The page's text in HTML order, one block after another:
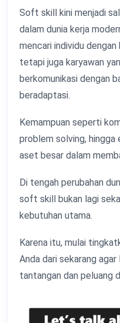
Soft skill kini menjadi
dalam dunia kerja
mencari individu
tetapi juga karyawan
berkomunikasi dengan
beradaptasi.
Kemampuan seperti
problem solving,
aset besar dalam
Di tengah perubahan
soft skill bukan lagi
kebutuhan utama.
Karena itu, mulai
Anda dari sekarang
tantangan dan peluang